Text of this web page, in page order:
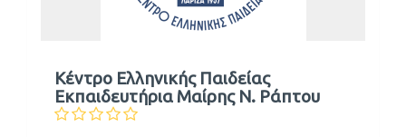
Κέντρο Ελληνικής Παιδείας
Εκπαιδευτήρια Μαίρης Ν. Ράπτου